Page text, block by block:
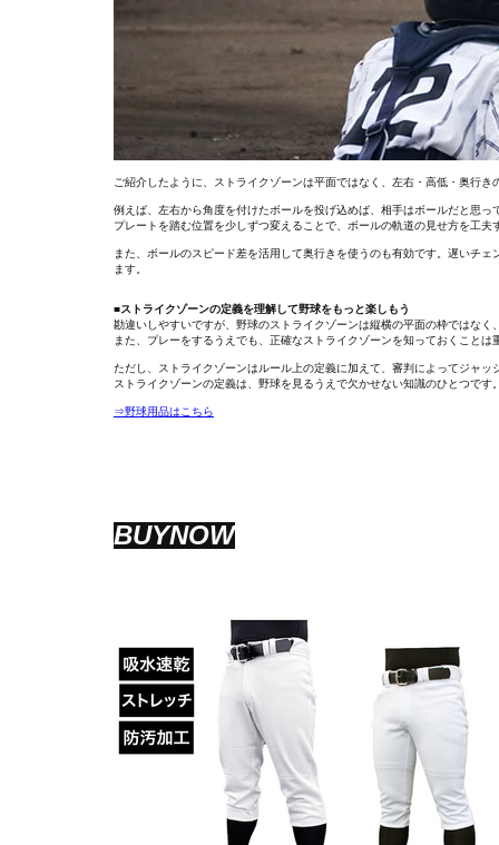
ご紹介したように、ストライクゾーンは平面ではなく、左右・高低・奥行
例えば、左右から角度を付けたボールを投げ込めば、相手はボールだと思
プレートを踏む位置を少しずつ変えることで、ボールの軌道の見せ方を工夫
また、ボールのスピード差を活用して奥行きを使うのも有効です。遅いチ
ます。
■ストライクゾーンの定義を理解して野球をもっと楽しもう
勘違いしやすいですが、野球のストライクゾーンは縦横の平面の枠ではな
また、プレーをするうえでも、正確なストライクゾーンを知っておくこと
ただし、ストライクゾーンはルール上の定義に加えて、審判によってジャ
ストライクゾーンの定義は、野球を見るうえで欠かせない知識のひとつで
⇒野球用品はこちら
BUYNOW